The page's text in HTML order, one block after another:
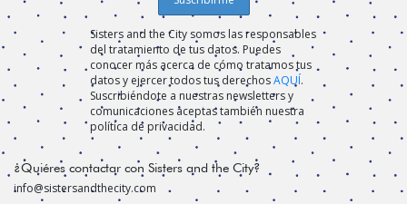
Sisters and the City somos las responsables
del tratamiento de tus datos. Puedes
conocer más acerca de cómo tratamos tus
datos y ejercer todos tus derechosAQUÍ.
Suscribiéndote a nuestras newsletters y
comunicaciones aceptas también nuestra
política de privacidad.
¿Quiéres contactar con Sisters and the City?
info@sistersandthecity.com